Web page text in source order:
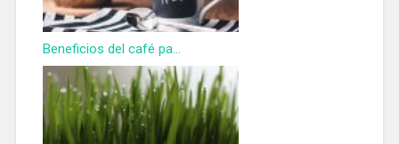
Beneficios del café pa...